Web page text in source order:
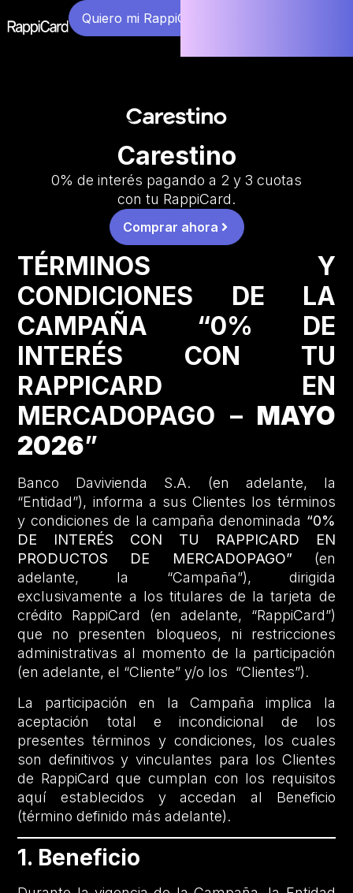
Quiero mi RappiCard
Carestino
0% de interés pagando a 2 y 3 cuotas
con tu RappiCard.
Comprar ahora
TÉRMINOS Y
CONDICIONES DE LA
CAMPAÑA “0% DE
INTERÉS CON TU
RAPPICARD EN
MERCADOPAGO – MAYO
2026”
Banco Davivienda S.A. (en adelante, la
“Entidad”), informa a sus Clientes los términos
y condiciones de la campaña denominada “0%
DE INTERÉS CON TU RAPPICARD EN
PRODUCTOS DE MERCADOPAGO” (en
adelante, la “Campaña”), dirigida
exclusivamente a los titulares de la tarjeta de
crédito RappiCard (en adelante, “RappiCard”)
que no presenten bloqueos, ni restricciones
administrativas al momento de la participación
(en adelante, el “Cliente” y/o los “Clientes”).
La participación en la Campaña implica la
aceptación total e incondicional de los
presentes términos y condiciones, los cuales
son definitivos y vinculantes para los Clientes
de RappiCard que cumplan con los requisitos
aquí establecidos y accedan al Beneficio
(término definido más adelante).
1. Beneficio